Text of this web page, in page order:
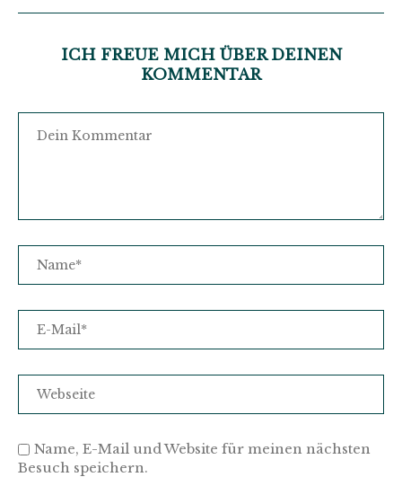
ICH FREUE MICH ÜBER DEINEN
KOMMENTAR
Name, E-Mail und Website für meinen nächsten
Besuch speichern.